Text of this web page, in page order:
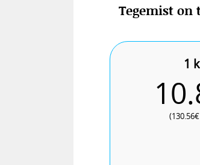
on QAnoni
meeleavaldustel
Tegemist
1